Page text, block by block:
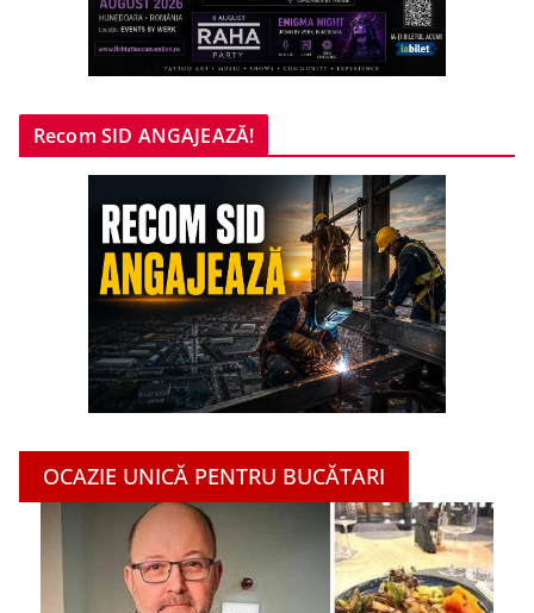
Recom SID ANGAJEAZĂ!
OCAZIE UNICĂ PENTRU BUCĂTARI